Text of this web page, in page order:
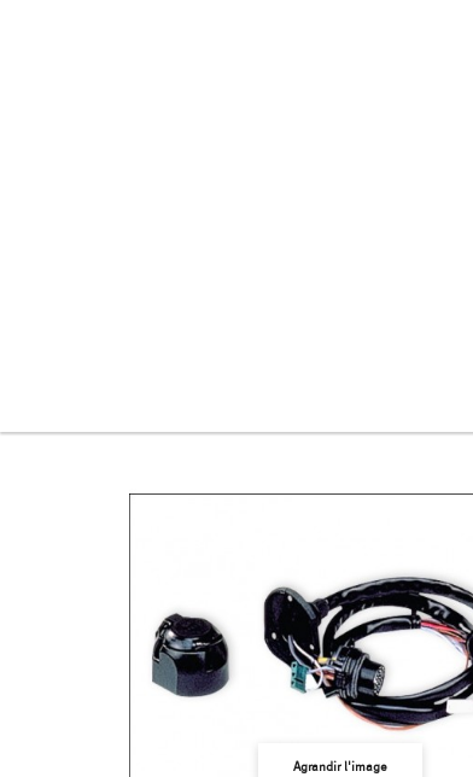
Agrandir l'image